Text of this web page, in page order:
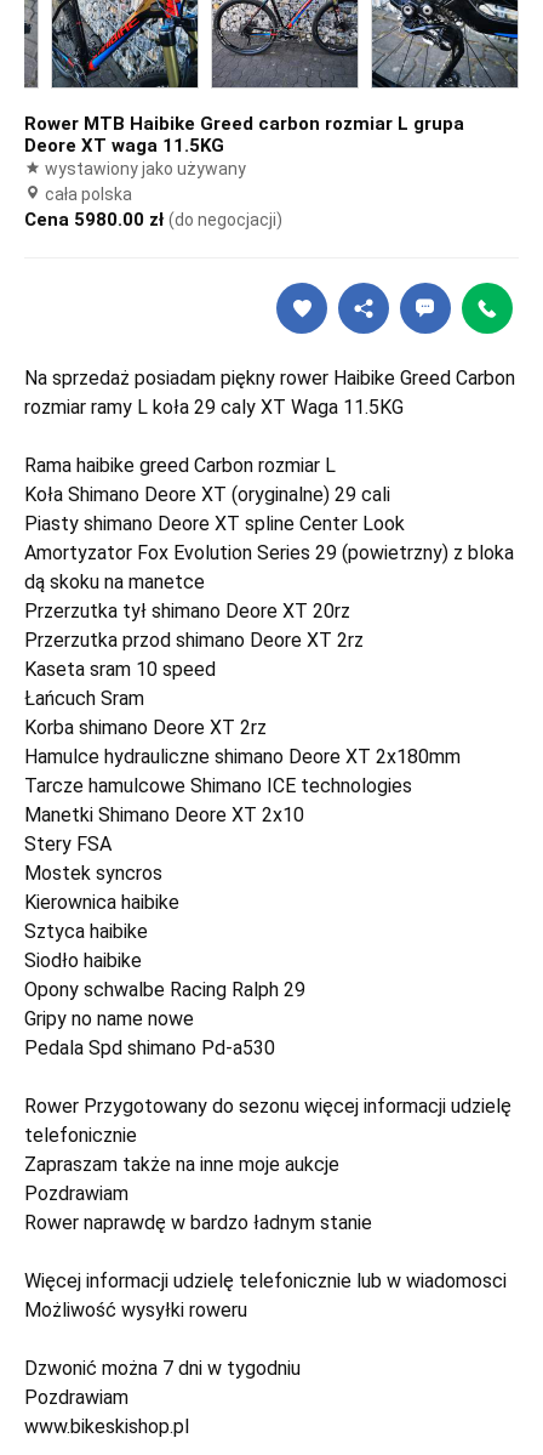
Rower MTB Haibike Greed carbon rozmiar L grupa
Deore XT waga 11.5KG
wystawiony jako używany
cała polska
Cena 5980.00 zł(do negocjacji)
Na sprzedaż posiadam piękny rower Haibike Greed Carbon
rozmiar ramy L koła 29 caly XT Waga 11.5KG
Rama haibike greed Carbon rozmiar L
Koła Shimano Deore XT (oryginalne) 29 cali
Piasty shimano Deore XT spline Center Look
Amortyzator Fox Evolution Series 29 (powietrzny) z bloka
dą skoku na manetce
Przerzutka tył shimano Deore XT 20rz
Przerzutka przod shimano Deore XT 2rz
Kaseta sram 10 speed
Łańcuch Sram
Korba shimano Deore XT 2rz
Hamulce hydrauliczne shimano Deore XT 2x180mm
Tarcze hamulcowe Shimano ICE technologies
Manetki Shimano Deore XT 2x10
Stery FSA
Mostek syncros
Kierownica haibike
Sztyca haibike
Siodło haibike
Opony schwalbe Racing Ralph 29
Gripy no name nowe
Pedala Spd shimano Pd-a530
Rower Przygotowany do sezonu więcej informacji udzielę
telefonicznie
Zapraszam także na inne moje aukcje
Pozdrawiam
Rower naprawdę w bardzo ładnym stanie
Więcej informacji udzielę telefonicznie lub w wiadomosci
Możliwość wysyłki roweru
Dzwonić można 7 dni w tygodniu
Pozdrawiam
www.bikeskishop.pl